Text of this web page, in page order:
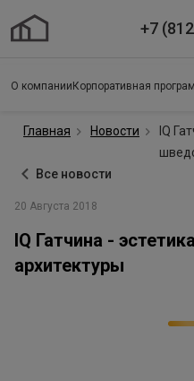
+7
О компании Корпоративная
Главная Новости
IQ
Все новости
20 Августа 2018
IQ Гатчина -
архитектуры